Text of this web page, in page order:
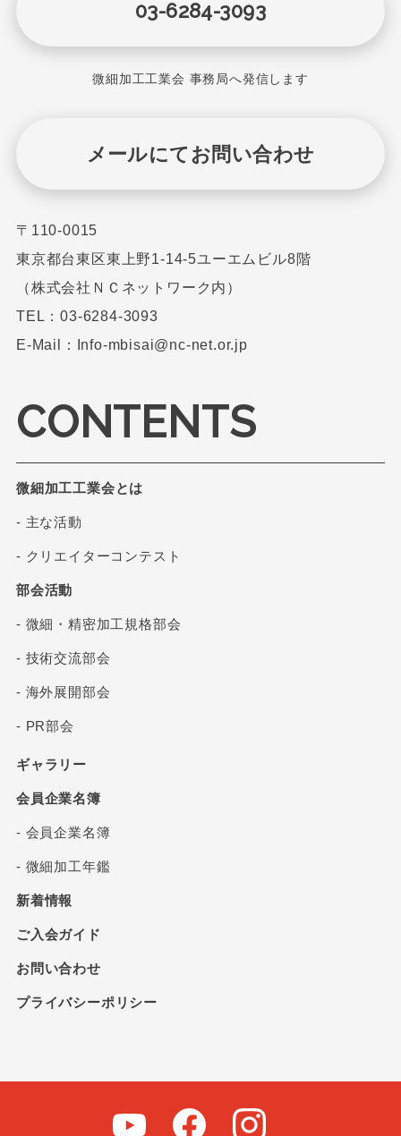
〒110-0015
東京都台東区東上野1-14-5ユーエムビル8階
（株式会社ＮＣネットワーク内）
TEL：03-6284-3093
E-Mail：Info-mbisai@nc-net.or.jp
CONTENTS
微細加工工業会とは
- 主な活動
- クリエイターコンテスト
部会活動
- 微細・精密加工規格部会
- 技術交流部会
- 海外展開部会
- PR部会
ギャラリー
会員企業名簿
- 会員企業名簿
- 微細加工年鑑
新着情報
ご入会ガイド
お問い合わせ
プライバシーポリシー
03-6284-3093
微細加工工業会 事務局へ発信します
メールにてお問い合わせ